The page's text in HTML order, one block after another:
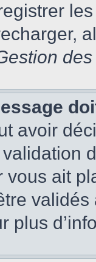
avoir
vous ait
validés
plus